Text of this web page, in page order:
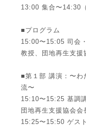
13:00 集合〜14:30
■プログラム
15:00〜15:05 司会
教授、団地再生支援
■第１部 講演：〜わ
流〜
15:10〜15:25 基調
団地再生支援協会会
15:25〜15:50 ゲス